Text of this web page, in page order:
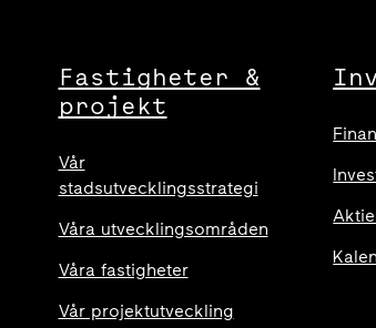
Fastigheter &
projekt
Vår
stadsutvecklingsstrategi
Våra utvecklingsområden
Våra fastigheter
Vår projektutveckling